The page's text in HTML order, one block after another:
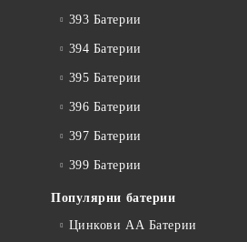
393 Батерии
394 Батерии
395 Батерии
396 Батерии
397 Батерии
399 Батерии
Популярни батерии
Цинкови АА Батерии